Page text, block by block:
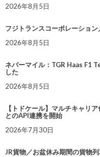
2026年8月5日
フジトランスコーポレーショ
2026年8月5日
ネバーマイル：TGR Haas F1
した
2026年8月5日
【トドケール】マルチキャリ
とのAPI連携を開始
2026年7月30日
JR貨物／お盆休み期間の貨物